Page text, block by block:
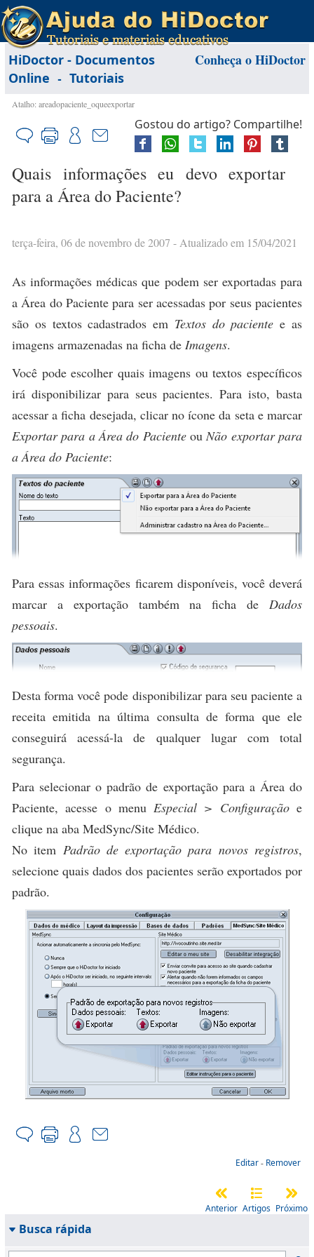
Conheça o HiDoctor
HiDoctor - Documentos
Online - Tutoriais
Atalho: areadopaciente_oqueexportar
Gostou do artigo? Compartilhe!
Quais informações eu devo exportar
para a Área do Paciente?
terça-feira, 06 de novembro de 2007 - Atualizado em 15/04/2021
As informações médicas que podem ser exportadas para
a Área do Paciente para ser acessadas por seus pacientes
são os textos cadastrados em Textos do paciente e as
imagens armazenadas na ficha de Imagens.
Você pode escolher quais imagens ou textos específicos
irá disponibilizar para seus pacientes. Para isto, basta
acessar a ficha desejada, clicar no ícone da seta e marcar
Exportar para a Área do Pacienteou Não exportar para
a Área do Paciente:
Para essas informações ficarem disponíveis, você deverá
marcar a exportação também na ficha de Dados
pessoais.
Desta forma você pode disponibilizar para seu paciente a
receita emitida na última consulta de forma que ele
conseguirá acessá-la de qualquer lugar com total
segurança.
Para selecionar o padrão de exportação para a Área do
Paciente, acesse o menu Especial > Configuraçãoe
clique na aba MedSync/Site Médico.
No item Padrão de exportação para novos registros,
selecione quais dados dos pacientes serão exportados por
padrão.
Editar- Remover
Anterior Artigos Próximo
Busca rápida